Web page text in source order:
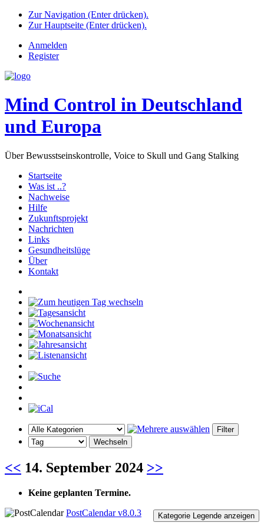
Zur Navigation (Enter drücken).
Zur Hauptseite (Enter drücken).
Anmelden
Register
Mind Control in Deutschland
und Europa
Über Bewusstseinskontrolle, Voice to Skull und Gang Stalking
Startseite
Was ist ..?
Nachweise
Hilfe
Zukunftsprojekt
Nachrichten
Links
Gesundheitslüge
Über
Kontakt
<< 14. September 2024 >>
Keine geplanten Termine.
Kategorie Legende anzeigen
PostCalendar v8.0.3